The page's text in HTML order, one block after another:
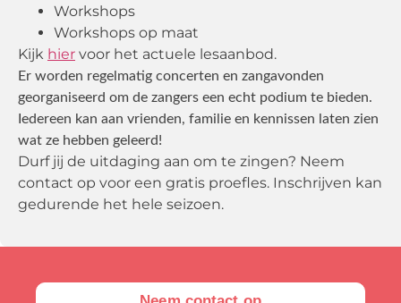
Workshops
Workshops op maat
Kijk hier voor het actuele lesaanbod.
Er worden regelmatig concerten en zangavonden
georganiseerd om de zangers een echt podium te bieden.
Iedereen kan aan vrienden, familie en kennissen laten zien
wat ze hebben geleerd!
Durf jij de uitdaging aan om te zingen? Neem
contact op voor een gratis proefles. Inschrijven kan
gedurende het hele seizoen.